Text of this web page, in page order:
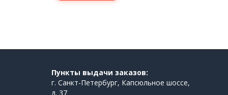
Пункты выдачи заказов:
г. Санкт-Петербург, Капсюльное шоссе,
д. 37